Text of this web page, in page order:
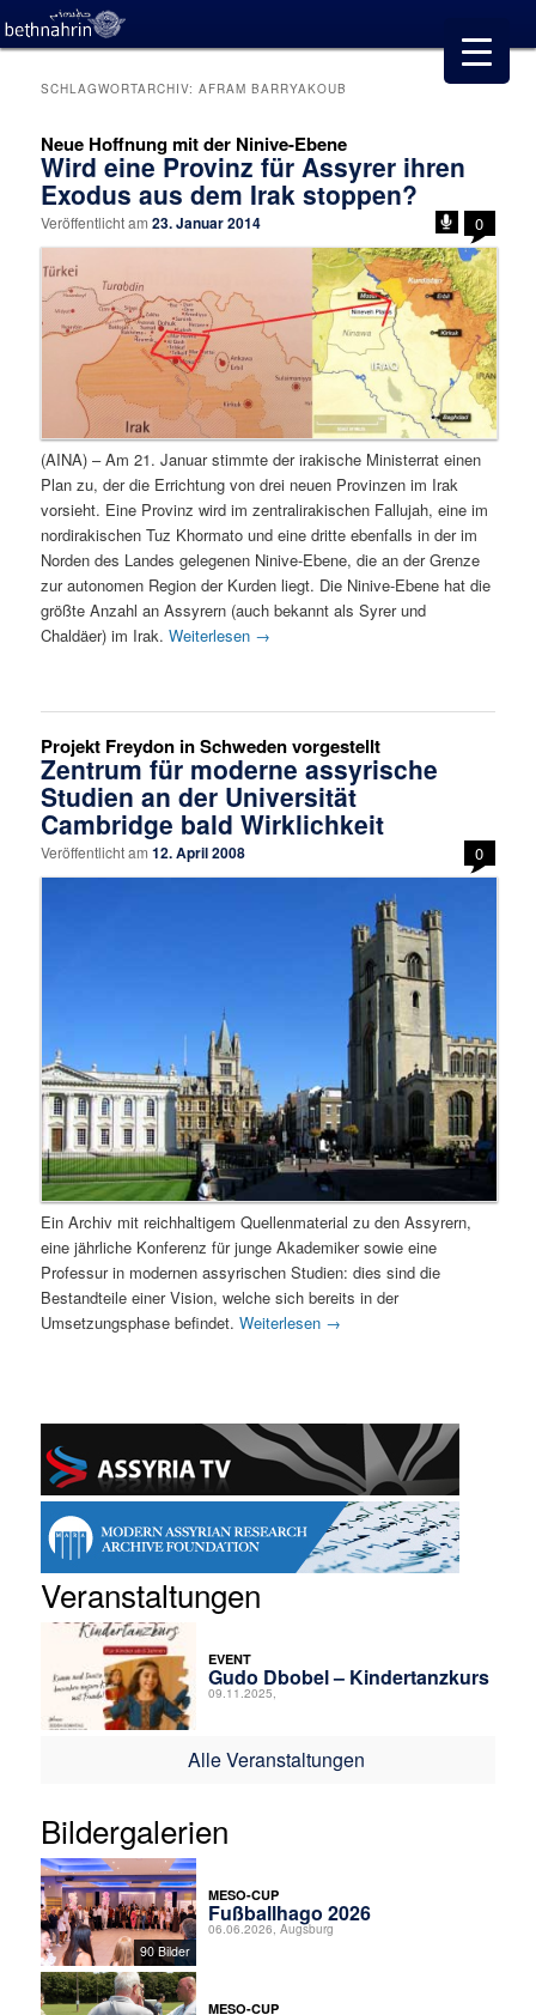
SCHLAGWORTARCHIV:AFRAM BARRYAKOUB
Neue Hoffnung mit der Ninive-Ebene
Wird eine Provinz für Assyrer ihren
Exodus aus dem Irak stoppen?
Veröffentlicht am23. Januar 2014 0
(AINA) – Am 21. Januar stimmte der irakische Ministerrat einen
Plan zu, der die Errichtung von drei neuen Provinzen im Irak
vorsieht. Eine Provinz wird im zentralirakischen Fallujah, eine im
nordirakischen Tuz Khormato und eine dritte ebenfalls in der im
Norden des Landes gelegenen Ninive-Ebene, die an der Grenze
zur autonomen Region der Kurden liegt. Die Ninive-Ebene hat die
größte Anzahl an Assyrern (auch bekannt als Syrer und
Chaldäer) im Irak.Weiterlesen →
Projekt Freydon in Schweden vorgestellt
Zentrum für moderne assyrische
Studien an der Universität
Cambridge bald Wirklichkeit
Veröffentlicht am12. April 2008 0
Ein Archiv mit reichhaltigem Quellenmaterial zu den Assyrern,
eine jährliche Konferenz für junge Akademiker sowie eine
Professur in modernen assyrischen Studien: dies sind die
Bestandteile einer Vision, welche sich bereits in der
Umsetzungsphase befindet.Weiterlesen →
Veranstaltungen
EVENT
Gudo Dbobel – Kindertanzkurs
09.11.2025,
Alle Veranstaltungen
Bildergalerien
90 Bilder
MESO-CUP
Fußballhago 2026
06.06.2026, Augsburg
MESO-CUP